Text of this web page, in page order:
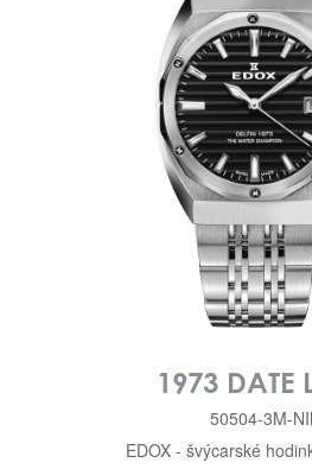
1973 DATE
50504-3M-
EDOX - švýcarské